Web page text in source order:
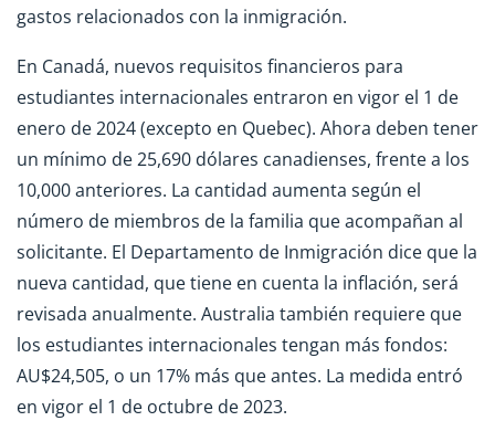
gastos relacionados con la inmigración.
En Canadá, nuevos requisitos financieros para
estudiantes internacionales entraron en vigor el 1 de
enero de 2024 (excepto en Quebec). Ahora deben tener
un mínimo de 25,690 dólares canadienses, frente a los
10,000 anteriores. La cantidad aumenta según el
número de miembros de la familia que acompañan al
solicitante. El Departamento de Inmigración dice que la
nueva cantidad, que tiene en cuenta la inflación, será
revisada anualmente. Australia también requiere que
los estudiantes internacionales tengan más fondos:
AU$24,505, o un 17% más que antes. La medida entró
en vigor el 1 de octubre de 2023.